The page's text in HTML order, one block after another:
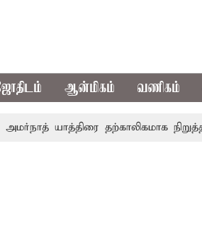
ஆன்மிகம் வணிகம்
யாத்திரை தற்காலிகமாக நிறுத்தம்